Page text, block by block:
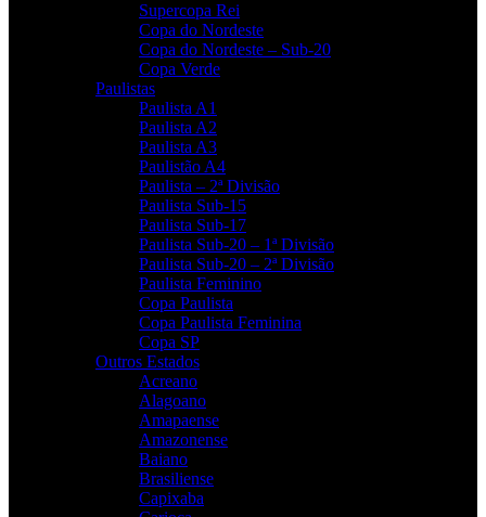
Supercopa Rei
Copa do Nordeste
Copa do Nordeste – Sub-20
Copa Verde
Paulistas
Paulista A1
Paulista A2
Paulista A3
Paulistão A4
Paulista – 2ª Divisão
Paulista Sub-15
Paulista Sub-17
Paulista Sub-20 – 1ª Divisão
Paulista Sub-20 – 2ª Divisão
Paulista Feminino
Copa Paulista
Copa Paulista Feminina
Copa SP
Outros Estados
Acreano
Alagoano
Amapaense
Amazonense
Baiano
Brasiliense
Capixaba